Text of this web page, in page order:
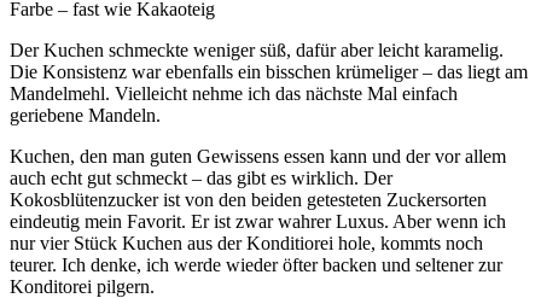
Farbe – fast wie Kakaoteig
Der Kuchen schmeckte weniger süß, dafür aber leicht karamelig.
Die Konsistenz war ebenfalls ein bisschen krümeliger – das liegt am
Mandelmehl. Vielleicht nehme ich das nächste Mal einfach
geriebene Mandeln.
Kuchen, den man guten Gewissens essen kann und der vor allem
auch echt gut schmeckt – das gibt es wirklich. Der
Kokosblütenzucker ist von den beiden getesteten Zuckersorten
eindeutig mein Favorit. Er ist zwar wahrer Luxus. Aber wenn ich
nur vier Stück Kuchen aus der Konditiorei hole, kommts noch
teurer. Ich denke, ich werde wieder öfter backen und seltener zur
Konditorei pilgern.